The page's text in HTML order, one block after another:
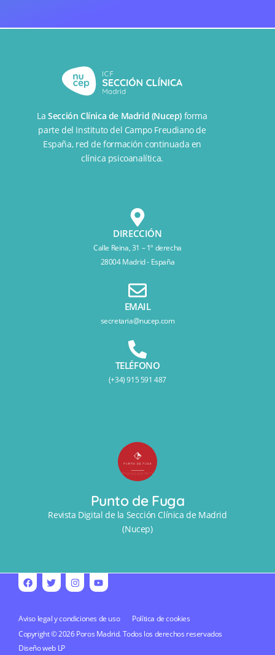
LaSección Clínica de Madrid (Nucep) forma
parte del Instituto del Campo Freudiano de
España, red de formación continuada en
clínica psicoanalítica.
DIRECCIÓN
Calle Reina, 31 – 1º derecha
28004 Madrid - España
EMAIL
secretaria@nucep.com
TELÉFONO
(+34) 915 591 487
Punto de Fuga
Revista Digital de la Sección Clínica de Madrid
(Nucep)
Aviso legal y condiciones de uso
Política de cookies
Copyright © 2026 Poros Madrid. Todos los derechos reservados
Diseño web LP